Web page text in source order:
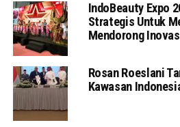
IndoBeauty Expo
Strategis Untuk
Mendorong
Rosan Roeslani
Kawasan